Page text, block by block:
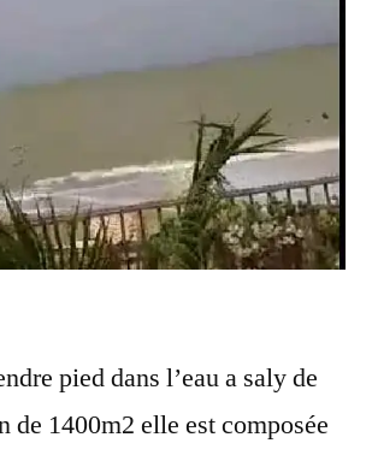
pied dans l’eau a saly de
de 1400m2 elle est composée